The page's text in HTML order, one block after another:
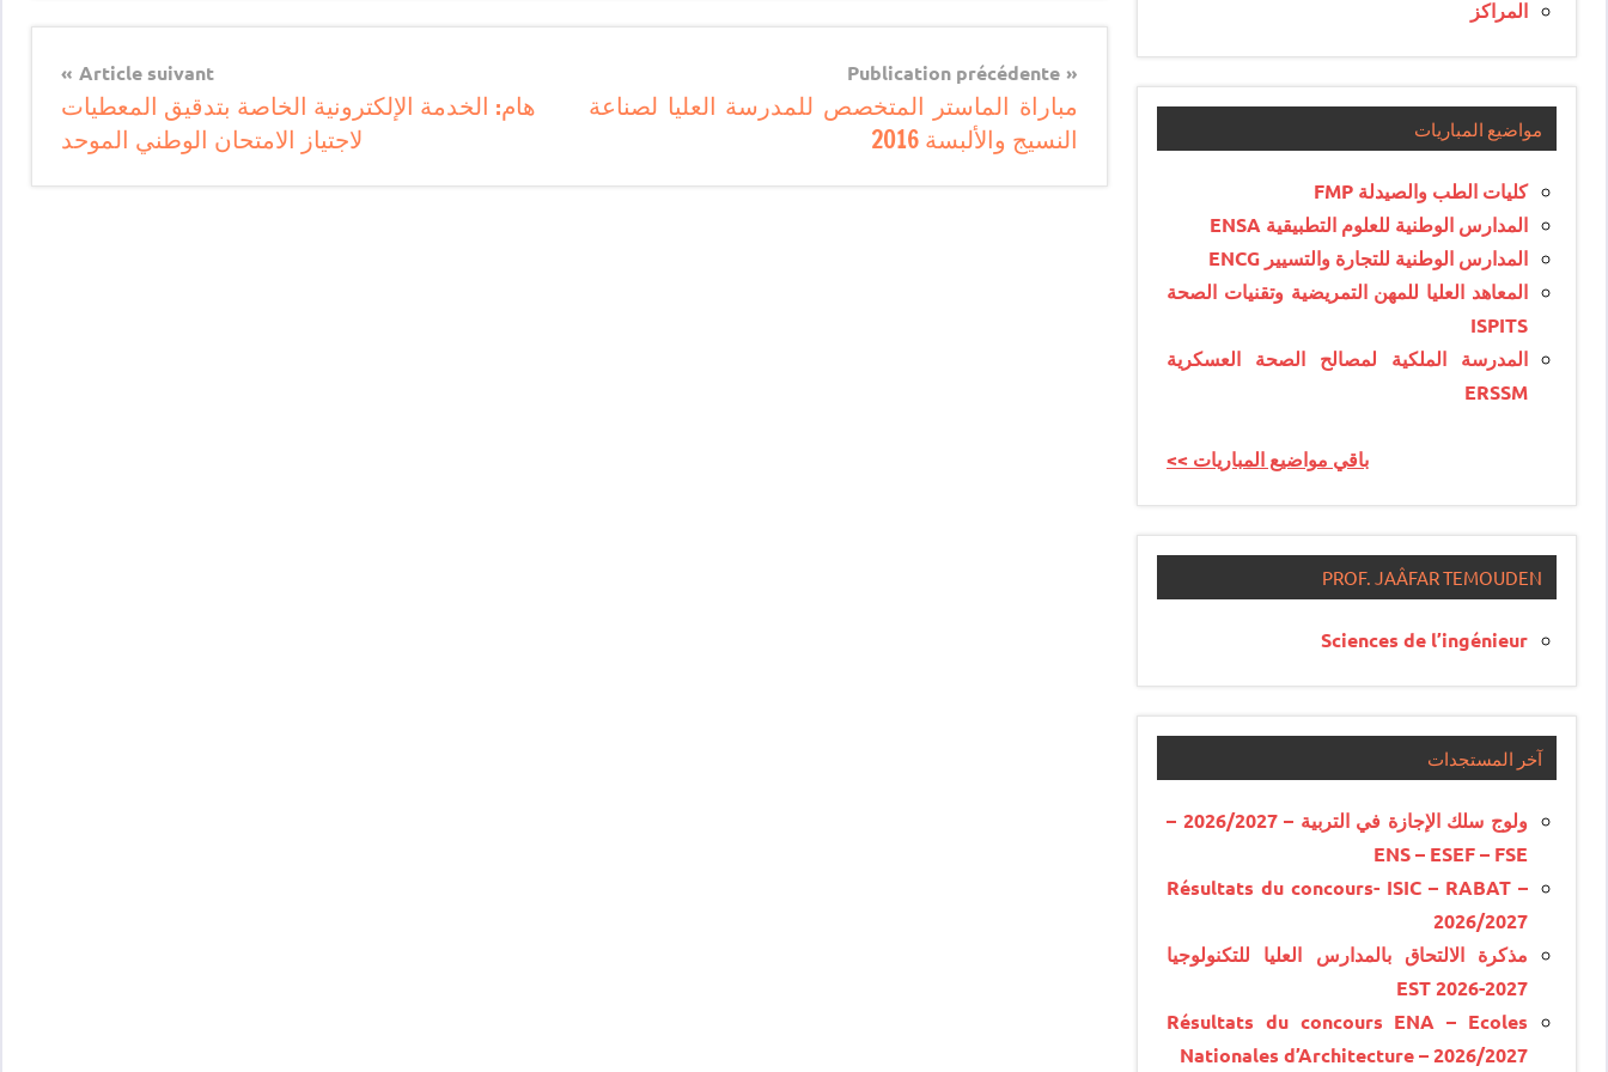
Navigation
de
l’article
Publication précédente
مباراة الماستر المتخصص للمدرسة العليا لصناعة
النسيج والألبسة 2016
Article suivant
هام: الخدمة الإلكترونية الخاصة بتدقيق المعطيات
لاجتياز الامتحان الوطني الموحد
المراكز
مواضيع المباريات
كليات الطب والصيدلة FMP
المدارس الوطنية للعلوم التطبيقية ENSA
المدارس الوطنية للتجارة والتسيير ENCG
المعاهد العليا للمهن التمريضية وتقنيات الصحة
ISPITS
المدرسة الملكية لمصالح الصحة العسكرية
ERSSM
<< باقي مواضيع المباريات
PROF. JAÂFAR TEMOUDEN
Sciences de l’ingénieur
آخر المستجدات
ولوج سلك الإجازة في التربية – 2026/2027 –
ENS – ESEF – FSE
Résultats du concours- ISIC – RABAT –
2026/2027
مذكرة الالتحاق بالمدارس العليا للتكنولوجيا
EST 2026-2027
Résultats du concours ENA – Ecoles
Nationales d’Architecture – 2026/2027